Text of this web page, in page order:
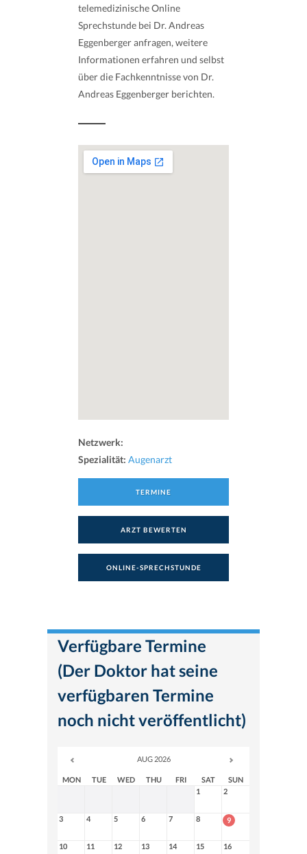
telemedizinische Online
Sprechstunde bei Dr. Andreas
Eggenberger anfragen, weitere
Informationen erfahren und selbst
über die Fachkenntnisse von Dr.
Andreas Eggenberger berichten.
Netzwerk:
Spezialität: Augenarzt
TERMINE
ARZT BEWERTEN
ONLINE-SPRECHSTUNDE
Verfügbare Termine
(Der Doktor hat seine
verfügbaren Termine
noch nicht veröffentlicht)
AUG 2026
MON TUE WED THU FRI SAT
SUN
1
2
3 4 5 6 7 8 9
10 11 12 13 14 15 16